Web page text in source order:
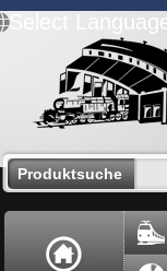
Select
Produktsuche